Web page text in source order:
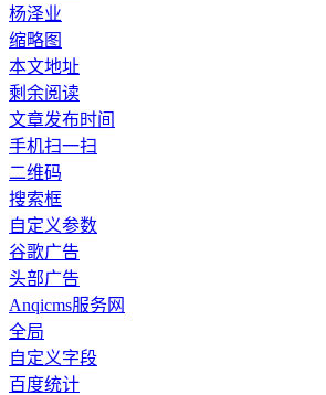
杨泽业
缩略图
本文地址
剩余阅读
文章发布时间
手机扫一扫
二维码
搜索框
自定义参数
谷歌广告
头部广告
Anqicms服务网
全局
自定义字段
百度统计